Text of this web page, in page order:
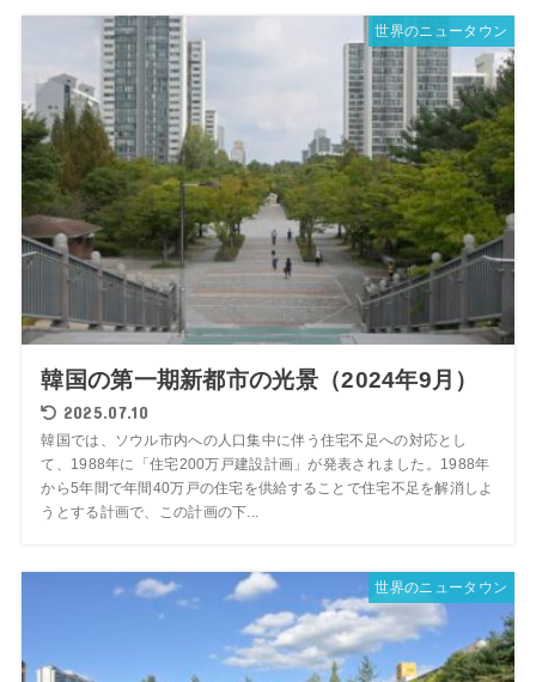
世界のニュータウン
韓国の第一期新都市の光景（2024年9月）
2025.07.10
韓国では、ソウル市内への人口集中に伴う住宅不足への対応とし
て、1988年に「住宅200万戸建設計画」が発表されました。1988年
から5年間で年間40万戸の住宅を供給することで住宅不足を解消しよ
うとする計画で、この計画の下...
世界のニュータウン